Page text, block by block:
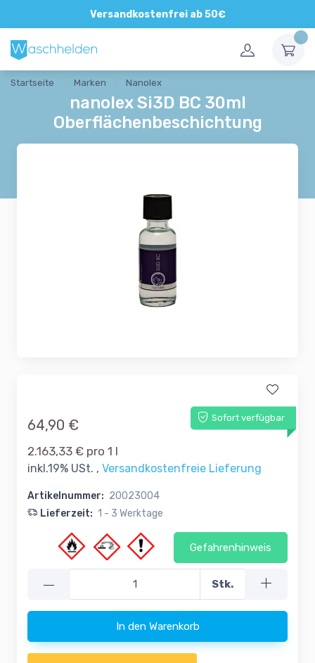
Versandkostenfrei ab 50€
Direkte und persönliche Beratung
Startseite Marken Nanolex
nanolex Si3D BC 30ml
Oberflächenbeschichtung
Sofort verfügbar
64,90 €
2.163,33 € pro 1 l
inkl.19% USt. , Versandkostenfreie Lieferung
Artikelnummer: 20023004
Lieferzeit: 1 - 3 Werktage
Gefahrenhinweis
— Stk.
In den Warenkorb